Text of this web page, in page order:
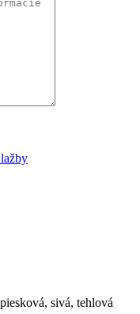
sivá, tehlová